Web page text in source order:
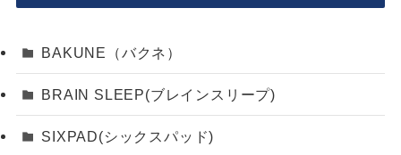
BAKUNE（バクネ）
BRAIN SLEEP(ブレインスリープ)
SIXPAD(シックスパッド)